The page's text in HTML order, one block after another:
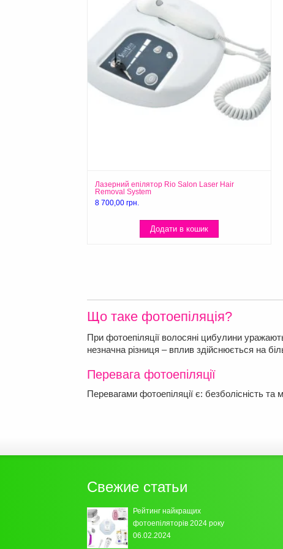
Лазерний епілятор Rio Salon Laser Hair
Removal System
8 700,00 грн.
Додати в кошик
Що таке фотоепіляція?
При фотоепіляції волосяні цибулини
незначна різниця – вплив здійснюється на
Перевага фотоепіляції
Перевагами фотоепіляції є: безболісність та
Свежие статьи
Рейтинг найкращих
фотоепіляторів 2024 року
06.02.2024